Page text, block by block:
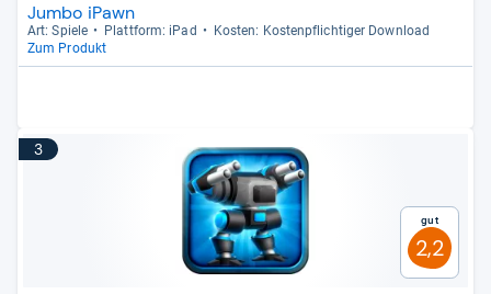
Jumbo iPawn
Art: Spiele Platt­form: iPad
Kos­ten: Kos­ten­pflich­ti­ger Dow­n­load
Zum Produkt
3
Gut
2,2